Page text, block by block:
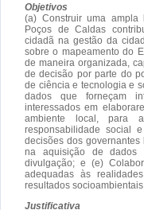
Objetivos
(a) Construir uma
Poços de Caldas
cidadã na gestão da
sobre o mapeamento do
de maneira organizada,
de decisão por parte do
de ciência e tecnologia e
dados que forneçam
interessados em
ambiente local, para
responsabilidade social
decisões dos governantes
na aquisição de dados
divulgação; e (e)
adequadas às
resultados
Justificativa